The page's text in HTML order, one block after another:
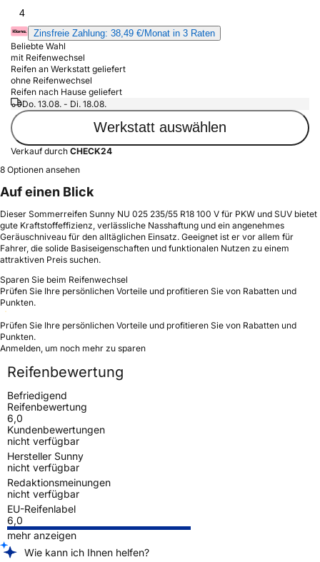
4
Zinsfreie Zahlung: 38,49 €/Monat in 3 Raten
Beliebte Wahl
mit Reifenwechsel
Reifen an Werkstatt geliefert
ohne Reifenwechsel
Reifen nach Hause geliefert
Do. 13.08. - Di. 18.08.
Werkstatt auswählen
Verkauf durch CHECK24
8 Optionen ansehen
Auf einen Blick
Dieser Sommerreifen Sunny NU 025 235/55 R18 100 V für PKW und SUV bietet
gute Kraftstoffeffizienz, verlässliche Nasshaftung und ein angenehmes
Geräuschniveau für den alltäglichen Einsatz. Geeignet ist er vor allem für
Fahrer, die solide Basiseigenschaften und funktionalen Nutzen zu einem
attraktiven Preis suchen.
Sparen Sie beim Reifenwechsel
Prüfen Sie Ihre persönlichen Vorteile und profitieren Sie von Rabatten und
Punkten.
Prüfen Sie Ihre persönlichen Vorteile und profitieren Sie von Rabatten und
Punkten.
Anmelden, um noch mehr zu sparen
Reifenbewertung
Befriedigend
Reifenbewertung
6,0
Kundenbewertungen
nicht verfügbar
Hersteller Sunny
nicht verfügbar
Redaktionsmeinungen
nicht verfügbar
EU-Reifenlabel
6,0
mehr anzeigen
Wie kann ich Ihnen helfen?